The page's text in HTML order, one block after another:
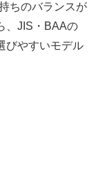
ちのバランスが
、JIS・BAAの
びやすいモデル